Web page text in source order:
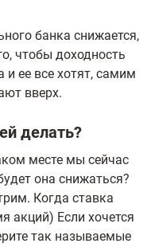
банка снижается,
чтобы доходность
ее все хотят, самим
вверх.
делать?
месте мы сейчас
она снижаться?
Когда ставка
акций) Если хочется
так называемые